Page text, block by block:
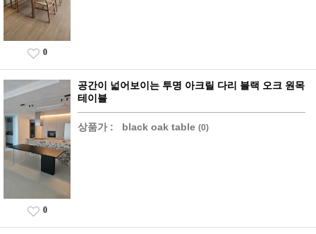
0
공간이 넓어보이는 투명 아크릴 다리 블랙 오크 원목
테이블
상품가 : black oak table (0)
0